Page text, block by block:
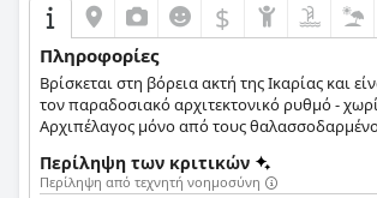
$
Πληροφορίες
Βρίσκεται στη βόρεια ακτή της Ικαρίας και
τον παραδοσιακό αρχιτεκτονικό ρυθμό -
Αρχιπέλαγος μόνο από τους
Περίληψη των κριτικών
Περίληψη από τεχνητή νοημοσύνη